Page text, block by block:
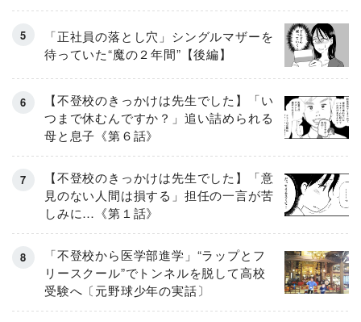
「正社員の落とし穴」シングルマザーを
待っていた“魔の２年間”【後編】
【不登校のきっかけは先生でした】「い
つまで休むんですか？」追い詰められる
母と息子《第６話》
【不登校のきっかけは先生でした】「意
見のない人間は損する」担任の一言が苦
しみに…《第１話》
「不登校から医学部進学」“ラップとフ
リースクール”でトンネルを脱して高校
受験へ〔元野球少年の実話〕